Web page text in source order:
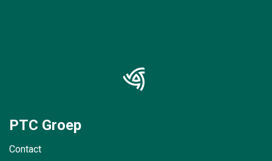
PTC Groep
Contact